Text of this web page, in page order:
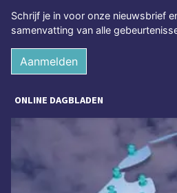
Schrijf je in voor onze nieuwsbrief
samenvatting van alle
Aanmelden
ONLINE DAGBLADEN